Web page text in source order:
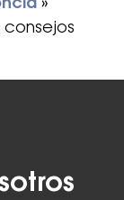
»